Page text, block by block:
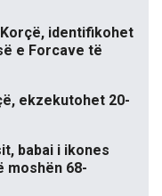
identifikohet
e Forcave të
ekzekutohet 20-
babai i ikones
moshën 68-